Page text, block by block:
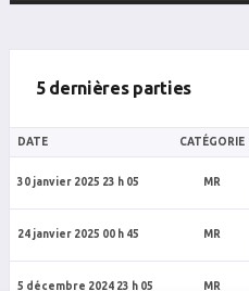
5 dernières parties
DATE CATÉGORIE
30 janvier 2025 23 h 05 MR
24 janvier 2025 00 h 45 MR
5 décembre 2024 23 h 05 MR